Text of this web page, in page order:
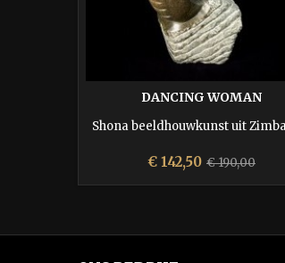
DANCING WOMAN
Shona beeldhouwkunst uit
Prijs
€ 142,50 Normale
prijs
€ 190,00